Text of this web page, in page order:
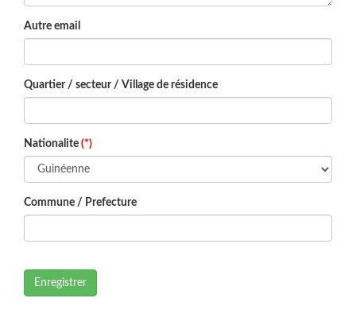
Autre email
Quartier / secteur / Village de résidence
Nationalite (*)
Commune / Prefecture
Enregistrer